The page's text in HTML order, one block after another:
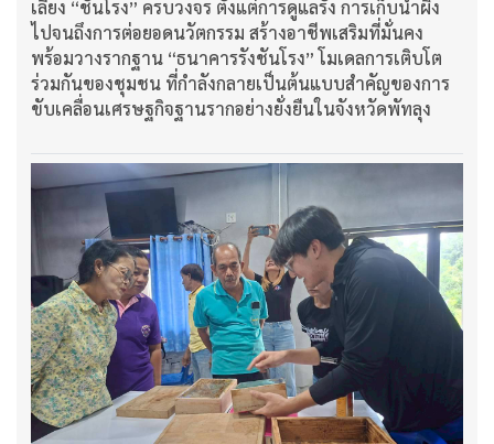
เลี้ยง “ชันโรง” ครบวงจร ตั้งแต่การดูแลรัง การเก็บน้ำผึ้ง
ไปจนถึงการต่อยอดนวัตกรรม สร้างอาชีพเสริมที่มั่นคง
พร้อมวางรากฐาน “ธนาคารรังชันโรง” โมเดลการเติบโต
ร่วมกันของชุมชน ที่กำลังกลายเป็นต้นแบบสำคัญของการ
ขับเคลื่อนเศรษฐกิจฐานรากอย่างยั่งยืนในจังหวัดพัทลุง